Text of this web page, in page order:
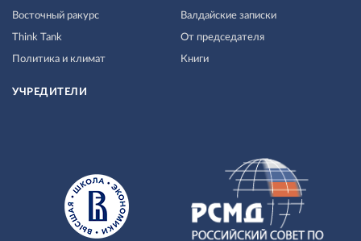
Восточный ракурс
Think Tank
Политика и климат
Валдайские записки
От председателя
Книги
УЧРЕДИТЕЛИ